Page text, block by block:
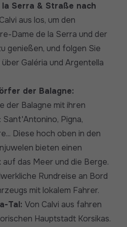
Serra & Straße nach
aus los, um den
Dame de la Serra und der
genießen, und folgen Sie
Galéria und Argentella
der Balagne:
der Balagne mit ihren
Pigna,
Diese hoch oben in den
bieten einen
das Meer und die Berge.
Rundreise an Bord
mit lokalem Fahrer.
Tal: Von Calvi aus fahren
Hauptstadt Korsikas.